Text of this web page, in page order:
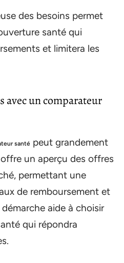
des besoins permet
santé qui
et limitera les
avec un comparateur
santé peut grandement
un aperçu des offres
permettant une
de remboursement et
aide à choisir
qui répondra